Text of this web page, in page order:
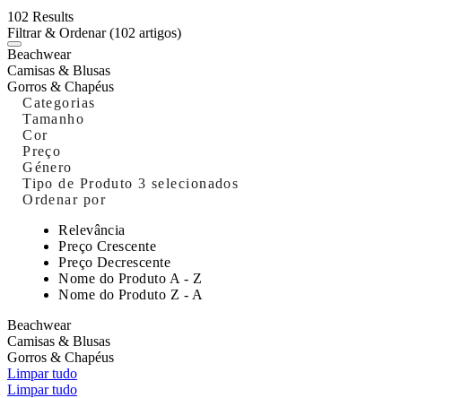
102 Results
Filtrar & Ordenar(102 artigos)
Beachwear
Camisas & Blusas
Gorros & Chapéus
Categorias
Tamanho
Cor
Preço
Género
Tipo de Produto3 selecionados
Ordenar por
Relevância
Preço Crescente
Preço Decrescente
Nome do Produto A - Z
Nome do Produto Z - A
Beachwear
Camisas & Blusas
Gorros & Chapéus
Limpar tudo
Limpar tudo